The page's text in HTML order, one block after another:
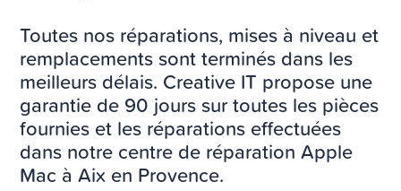
Toutes nos réparations, mises à niveau et
remplacements sont terminés dans les
meilleurs délais. Creative IT propose une
garantie de 90 jours sur toutes les pièces
fournies et les réparations effectuées
dans notre centre de réparation Apple
Mac à Aix en Provence.